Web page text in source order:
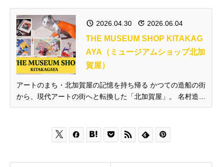
2026.04.30 2026.06.04
THE MUSEUM SHOP KITAKAG
AYA（ミュージアムショップ北加
賀屋）
アートのまち・北加賀屋の記憶を持ち帰る かつての造船の街
から、現代アートの街へと転換した「北加賀屋」。 名村造船
所大阪工場跡地をはじめ、街のあちこちにウォールアートや
リア」として知られています。 そんなアートのまち・北加賀
屋に、ゆかりの...
      